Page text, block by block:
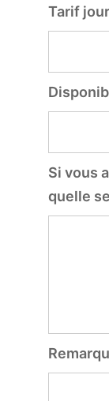
Tarif
Si vous
quelle